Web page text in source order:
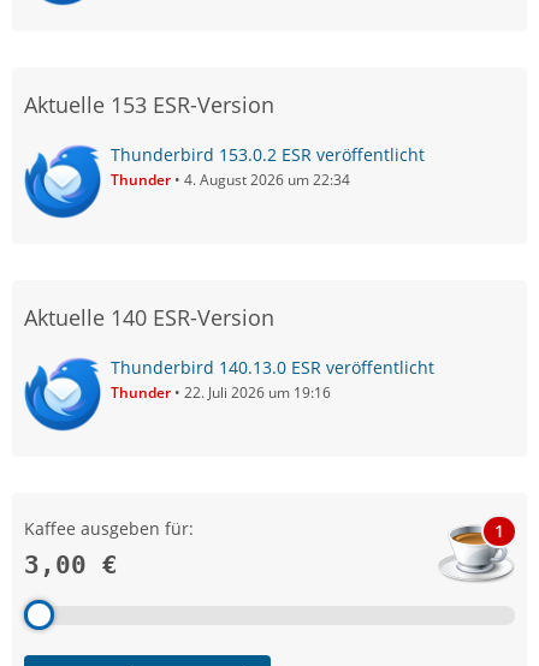
Aktuelle 153 ESR-Version
Thunderbird 153.0.2 ESR veröffentlicht
Thunder 4. August 2026 um 22:34
Aktuelle 140 ESR-Version
Thunderbird 140.13.0 ESR veröffentlicht
Thunder 22. Juli 2026 um 19:16
Kaffee ausgeben für:
3,00 €
1